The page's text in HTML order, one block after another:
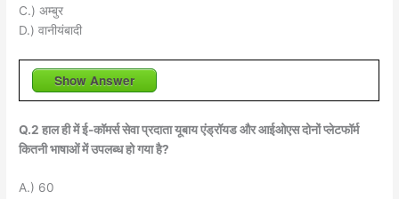
C.) अम्बुर
D.) वानीयंबादी
Show Answer
Q.2 हाल ही में ई-कॉमर्स सेवा प्रदाता यूबाय एंड्रॉयड और आईओएस दोनों प्लेटफॉर्म
कितनी भाषाओं में उपलब्ध हो गया है?
A.) 60